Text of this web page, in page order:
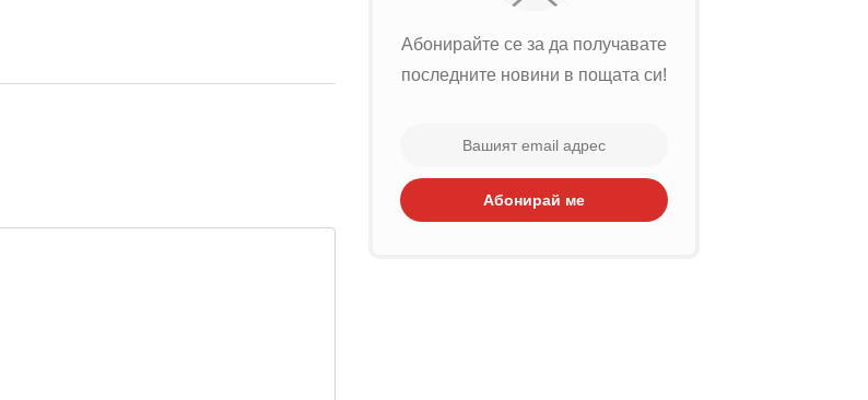
Абонирайте се за да получавате
последните новини в пощата си!
Абонирай ме